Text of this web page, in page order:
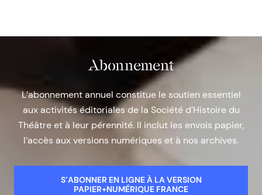
Abonnement
L’abonnement annuel constitue le soutien essentiel
aux activités éditoriales de la Société d’Histoire du
Théâtre et à leur pérennité. Il inclut les envois papier,
l’accès aux versions numériques et à nos archives.
S’ABONNER EN LIGNE À LA VERSION
PAPIER+NUMÉRIQUE FRANCE